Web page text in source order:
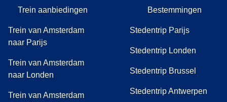
Trein aanbiedingen
Trein van Amsterdam
naar Parijs
Trein van Amsterdam
naar Londen
Trein van Amsterdam
Bestemmingen
Stedentrip Parijs
Stedentrip Londen
Stedentrip Brussel
Stedentrip Antwerpen